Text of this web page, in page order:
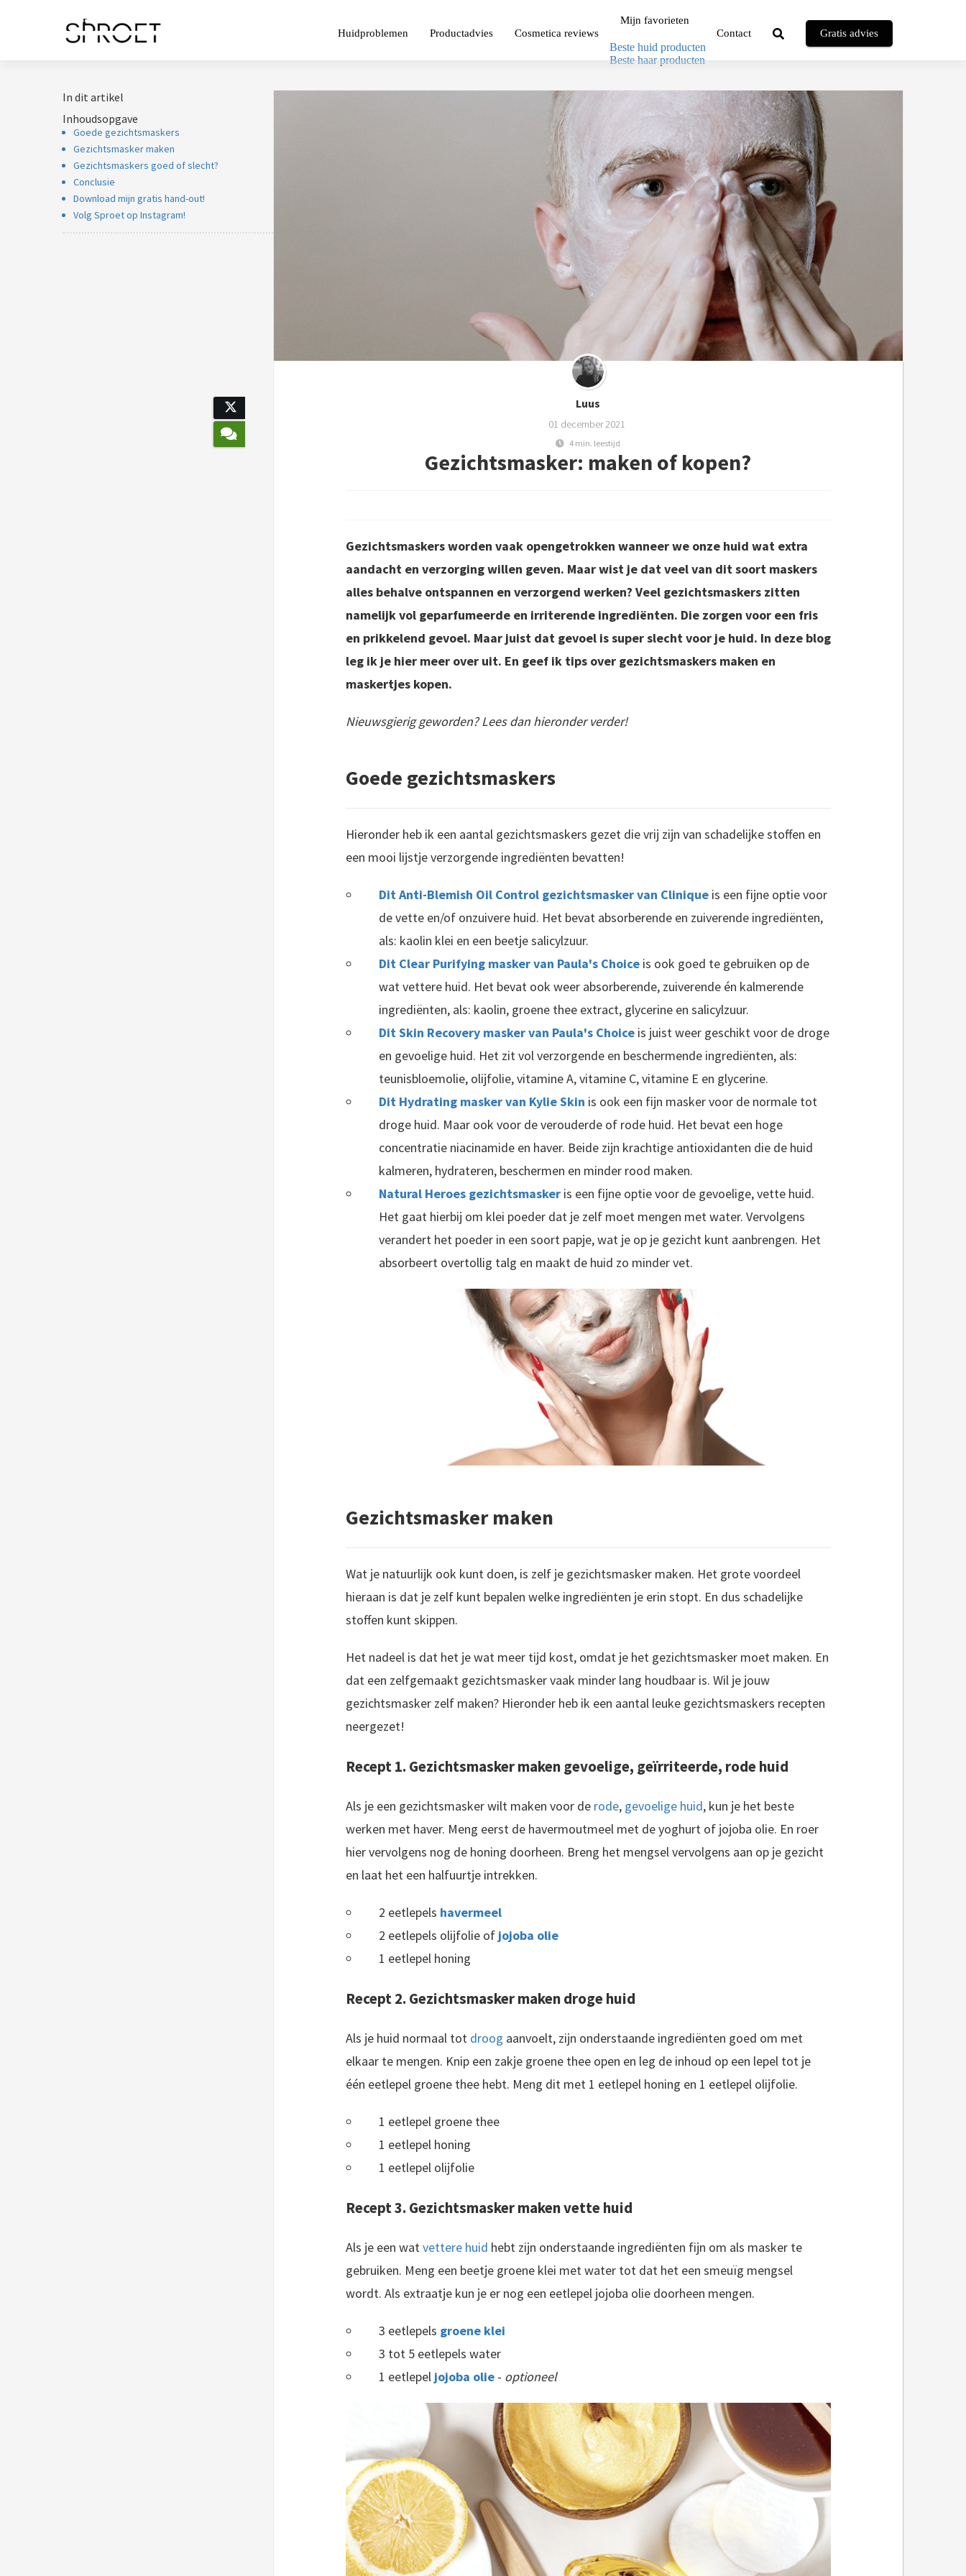
Huidproblemen Productadvies Cosmetica reviews
Mijn favorieten
Beste huid producten
Beste haar producten
Contact Gratis advies
In dit artikel
Inhoudsopgave
Goede gezichtsmaskers
Gezichtsmasker maken
Gezichtsmaskers goed of slecht?
Conclusie
Download mijn gratis hand-out!
Volg Sproet op Instagram!
Luus
01 december 2021
4 min. leestijd
Gezichtsmasker: maken of kopen?
Gezichtsmaskers worden vaak opengetrokken wanneer we onze huid wat extra
aandacht en verzorging willen geven. Maar wist je dat veel van dit soort maskers
alles behalve ontspannen en verzorgend werken? Veel gezichtsmaskers zitten
namelijk vol geparfumeerde en irriterende ingrediënten. Die zorgen voor een fris
en prikkelend gevoel. Maar juist dat gevoel is super slecht voor je huid. In deze blog
leg ik je hier meer over uit. En geef ik tips over gezichtsmaskers maken en
maskertjes kopen.
Nieuwsgierig geworden? Lees dan hieronder verder!
Goede gezichtsmaskers
Hieronder heb ik een aantal gezichtsmaskers gezet die vrij zijn van schadelijke stoffen en
een mooi lijstje verzorgende ingrediënten bevatten!
Dit Anti-Blemish Oil Control gezichtsmasker van Cliniqueis een fijne optie voor
de vette en/of onzuivere huid. Het bevat absorberende en zuiverende ingrediënten,
als: kaolin klei en een beetje salicylzuur.
Dit Clear Purifying masker van Paula's Choiceis ook goed te gebruiken op de
wat vettere huid. Het bevat ook weer absorberende, zuiverende én kalmerende
ingrediënten, als: kaolin, groene thee extract, glycerine en salicylzuur.
Dit Skin Recovery masker van Paula's Choiceis juist weer geschikt voor de droge
en gevoelige huid. Het zit vol verzorgende en beschermende ingrediënten, als:
teunisbloemolie, olijfolie, vitamine A, vitamine C, vitamine E en glycerine.
Dit Hydrating masker van Kylie Skin is ook een fijn masker voor de normale tot
droge huid. Maar ook voor de verouderde of rode huid. Het bevat een hoge
concentratie niacinamide en haver. Beide zijn krachtige antioxidanten die de huid
kalmeren, hydrateren, beschermen en minder rood maken.
Natural Heroes gezichtsmasker is een fijne optie voor de gevoelige, vette huid.
Het gaat hierbij om klei poeder dat je zelf moet mengen met water. Vervolgens
verandert het poeder in een soort papje, wat je op je gezicht kunt aanbrengen. Het
absorbeert overtollig talg en maakt de huid zo minder vet.
Gezichtsmasker maken
Wat je natuurlijk ook kunt doen, is zelf je gezichtsmasker maken. Het grote voordeel
hieraan is dat je zelf kunt bepalen welke ingrediënten je erin stopt. En dus schadelijke
stoffen kunt skippen.
Het nadeel is dat het je wat meer tijd kost, omdat je het gezichtsmasker moet maken. En
dat een zelfgemaakt gezichtsmasker vaak minder lang houdbaar is. Wil je jouw
gezichtsmasker zelf maken? Hieronder heb ik een aantal leuke gezichtsmaskers recepten
neergezet!
Recept 1. Gezichtsmasker maken gevoelige, geïrriteerde, rode huid
Als je een gezichtsmasker wilt maken voor de rode, gevoelige huid, kun je het beste
werken met haver. Meng eerst de havermoutmeel met de yoghurt of jojoba olie. En roer
hier vervolgens nog de honing doorheen. Breng het mengsel vervolgens aan op je gezicht
en laat het een halfuurtje intrekken.
2 eetlepels havermeel
2 eetlepels olijfolie of jojoba olie
1 eetlepel honing
Recept 2. Gezichtsmasker maken droge huid
Als je huid normaal tot droog aanvoelt, zijn onderstaande ingrediënten goed om met
elkaar te mengen. Knip een zakje groene thee open en leg de inhoud op een lepel tot je
één eetlepel groene thee hebt. Meng dit met 1 eetlepel honing en 1 eetlepel olijfolie.
1 eetlepel groene thee
1 eetlepel honing
1 eetlepel olijfolie
Recept 3. Gezichtsmasker maken vette huid
Als je een watvettere huid hebt zijn onderstaande ingrediënten fijn om als masker te
gebruiken. Meng een beetje groene klei met water tot dat het een smeuïg mengsel
wordt. Als extraatje kun je er nog een eetlepel jojoba olie doorheen mengen.
3 eetlepels groene klei
3 tot 5 eetlepels water
1 eetlepel jojoba olie - optioneel